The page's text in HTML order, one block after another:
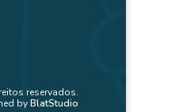
reservados.
byBlatStudio